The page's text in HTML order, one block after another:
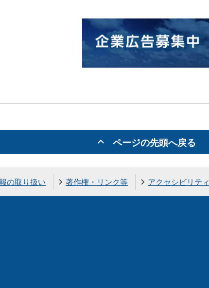
ページの先頭へ戻る
の取り扱い 著作権・リンク等 アクセシビリティ